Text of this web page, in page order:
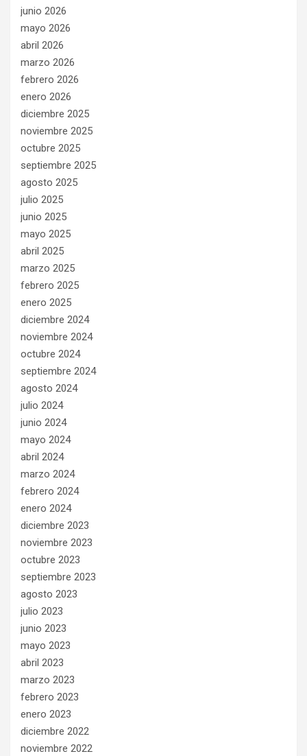
junio 2026
mayo 2026
abril 2026
marzo 2026
febrero 2026
enero 2026
diciembre 2025
noviembre 2025
octubre 2025
septiembre 2025
agosto 2025
julio 2025
junio 2025
mayo 2025
abril 2025
marzo 2025
febrero 2025
enero 2025
diciembre 2024
noviembre 2024
octubre 2024
septiembre 2024
agosto 2024
julio 2024
junio 2024
mayo 2024
abril 2024
marzo 2024
febrero 2024
enero 2024
diciembre 2023
noviembre 2023
octubre 2023
septiembre 2023
agosto 2023
julio 2023
junio 2023
mayo 2023
abril 2023
marzo 2023
febrero 2023
enero 2023
diciembre 2022
noviembre 2022